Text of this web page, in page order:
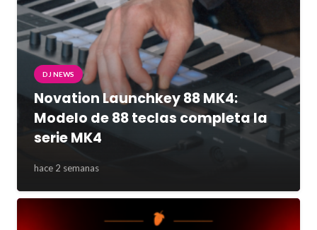
DJ NEWS
Novation Launchkey 88 MK4:
Modelo de 88 teclas completa la
serie MK4
hace 2 semanas